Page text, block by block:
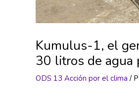
Kumulus-1, el
30 litros de agua
ODS 13 Acción por el clima /